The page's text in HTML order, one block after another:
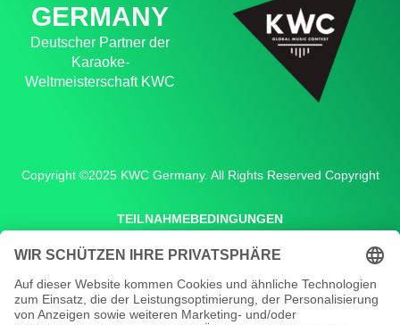
GERMANY
Deutscher Partner der
Karaoke-
Weltmeisterschaft KWC
Copyright ©2025 KWC Germany. All Rights Reserved Copyright
TEILNAHMEBEDINGUNGEN
IMPRESSUM
DATENSCHUTZERKLÄRUNG (EU)